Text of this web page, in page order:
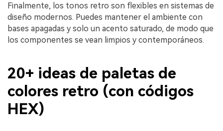
Finalmente, los tonos retro son flexibles en sistemas de
diseño modernos. Puedes mantener el ambiente con
bases apagadas y solo un acento saturado, de modo que
los componentes se vean limpios y contemporáneos.
20+ ideas de paletas de
colores retro (con códigos
HEX)